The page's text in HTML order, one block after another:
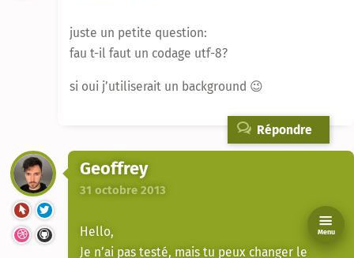
juste un petite question:
fau t-il faut un codage utf-8?
si oui j’utiliserait un background 😉
Répondre
Geoffrey
31 octobre 2013
Hello,
Je n’ai pas testé, mais tu peux changer le
Menu